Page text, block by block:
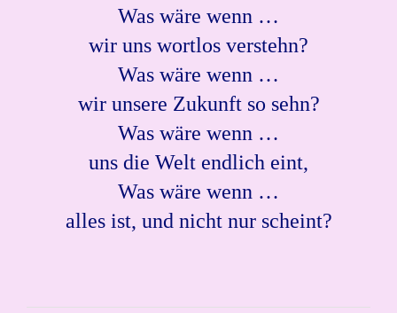
Was wäre wenn …
wir uns wortlos verstehn?
Was wäre wenn …
wir unsere Zukunft so sehn?
Was wäre wenn …
uns die Welt endlich eint,
Was wäre wenn …
alles ist, und nicht nur scheint?